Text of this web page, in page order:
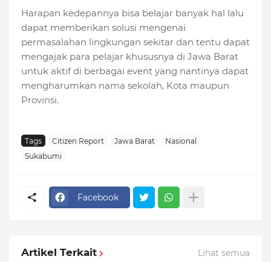
Harapan kedepannya bisa belajar banyak hal lalu
dapat memberikan solusi mengenai
permasalahan lingkungan sekitar dan tentu dapat
mengajak para pelajar khususnya di Jawa Barat
untuk aktif di berbagai event yang nantinya dapat
mengharumkan nama sekolah, Kota maupun
Provinsi.
Tags Citizen Report Jawa Barat
Nasional
Sukabumi
Facebook
Artikel Terkait Lihat semua